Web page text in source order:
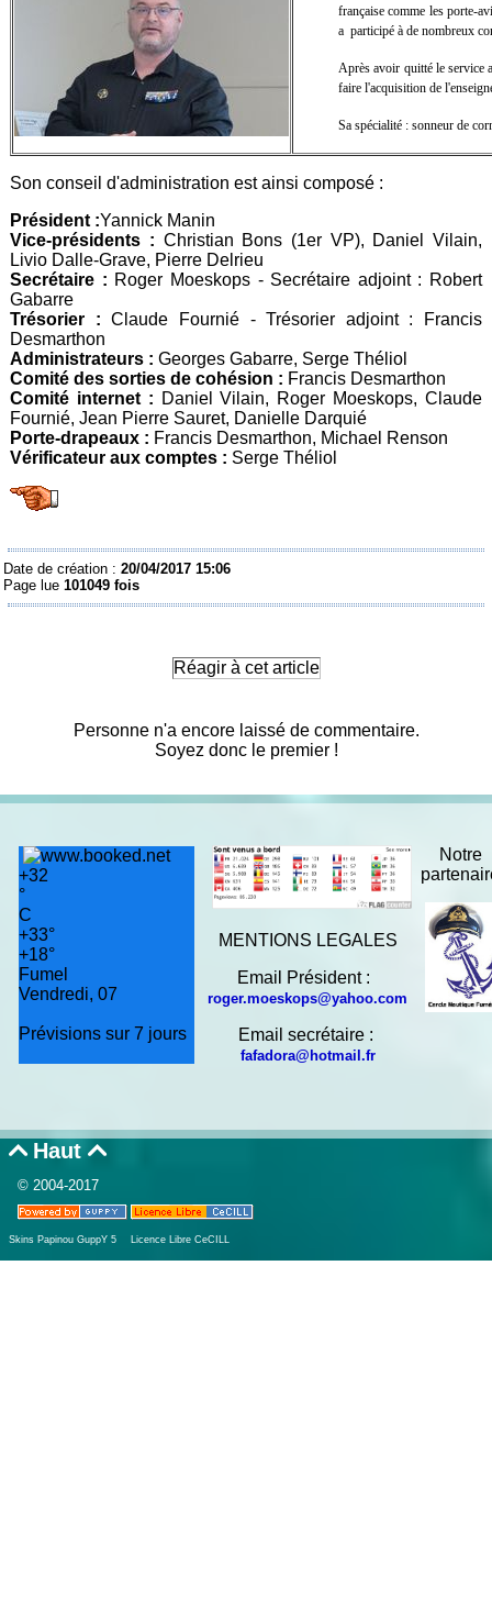
française comme les porte-
a participé à de nombreux
Après avoir quitté le service
faire l'acquisition de
Sa spécialité : sonneur de
Son conseil d'administration est ainsi composé :
Président :Yannick Manin
Vice-présidents : Christian Bons (1er VP), Daniel Vilain,
Livio Dalle-Grave, Pierre Delrieu
Secrétaire : Roger Moeskops - Secrétaire adjoint : Robert
Gabarre
Trésorier : Claude Fournié - Trésorier adjoint : Francis
Desmarthon
Administrateurs : Georges Gabarre, Serge Théliol
Comité des sorties de cohésion : Francis Desmarthon
Comité internet : Daniel Vilain, Roger Moeskops, Claude
Fournié, Jean Pierre Sauret, Danielle Darquié
Porte-drapeaux : Francis Desmarthon, Michael Renson
Vérificateur aux comptes : Serge Théliol
Date de création :20/04/2017 15:06
Page lue101049 fois
Réagir à cet article
Personne n'a encore laissé de commentaire.
Soyez donc le premier !
+32
°
C
+33°
+18°
Fumel
Vendredi, 07
Prévisions sur 7 jours
MENTIONS LEGALES
Email Président :
roger.moeskops@yahoo.com
Email secrétaire :
fafadora@hotmail.fr
Notre
Haut 
© 2004-2017
Skins Papinou GuppY 5 Licence Libre CeCILL